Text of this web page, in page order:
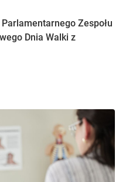
Zespołu
Dnia Walki z